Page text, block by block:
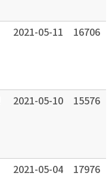
2021-05-11 16706
2021-05-10 15576
2021-05-04 17976